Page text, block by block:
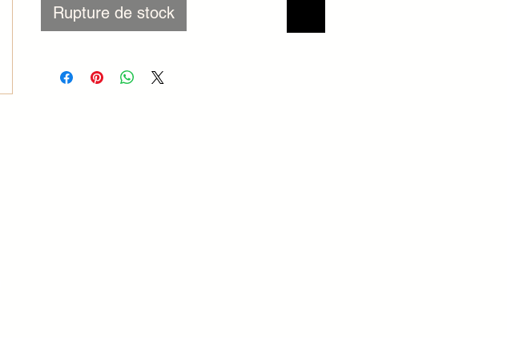
Rupture de stock